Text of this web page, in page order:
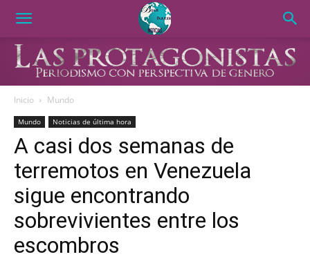
Inicio Mundo
Mundo Noticias de última hora
A casi dos semanas de
terremotos en Venezuela
sigue encontrando
sobrevivientes entre los
escombros